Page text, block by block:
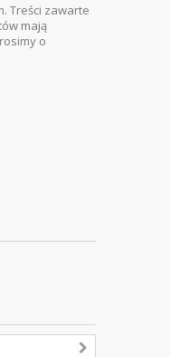
Treści zawarte
mają
o